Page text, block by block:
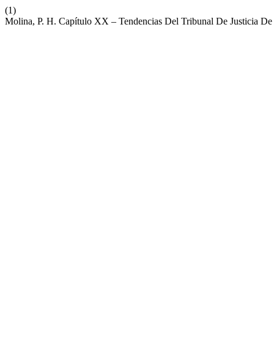
(1)
Molina, P. H. Capítulo XX – Tendencias Del Tribunal De Justicia